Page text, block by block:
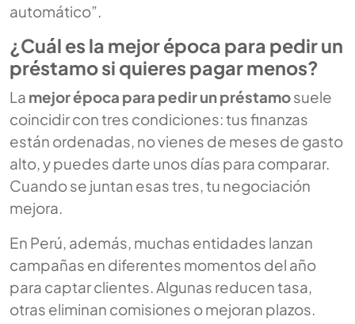
automático”.
¿Cuál es la mejor época para pedir un
préstamo si quieres pagar menos?
La mejor época para pedir un préstamosuele
coincidir con tres condiciones: tus finanzas
están ordenadas, no vienes de meses de gasto
alto, y puedes darte unos días para comparar.
Cuando se juntan esas tres, tu negociación
mejora.
En Perú, además, muchas entidades lanzan
campañas en diferentes momentos del año
para captar clientes. Algunas reducen tasa,
otras eliminan comisiones o mejoran plazos.